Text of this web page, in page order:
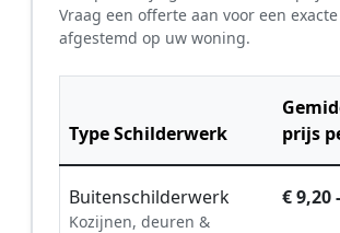
Vraag een offerte aan voor een
afgestemd op uw woning.
Type Schilderwerk
prijs
Buitenschilderwerk
Kozijnen, deuren &
€ 9,20